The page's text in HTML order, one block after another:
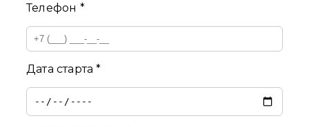
Телефон *
Дата старта *